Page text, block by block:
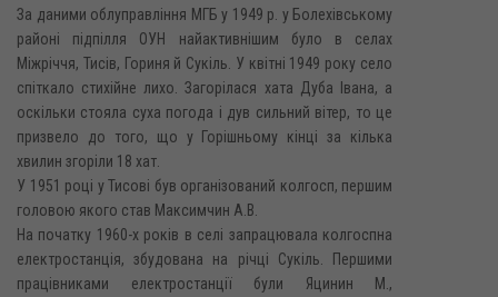
За даними облуправління МГБ у 1949 р. у Болехівському
районі підпілля ОУН найактивнішим було в селах
Міжріччя, Тисів, Гориня й Сукіль. У квітні 1949 року село
спіткало стихійне лихо. Загорілася хата Дуба Івана, а
оскільки стояла суха погода і дув сильний вітер, то це
призвело до того, що у Горішньому кінці за кілька
хвилин згоріли 18 хат.
У 1951 році у Тисові був організований колгосп, першим
головою якого став Максимчин A.B.
На початку 1960-х років в селі запрацювала колгоспна
електростанція, збудована на річці Сукіль. Першими
працівниками електростанції були Яцинин М.,